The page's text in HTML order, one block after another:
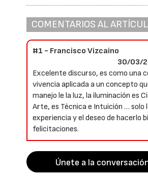
COMENTARIOS AL
#1 - Francisco Vizcaino
30/03/
Excelente discurso, es como una
vivencia aplicada a un concepto
manejo le la luz, la iluminación es
Arte, es Técnica e Intuición … solo
experiencia y el deseo de hacerlo
felicitaciones.
Únete a la